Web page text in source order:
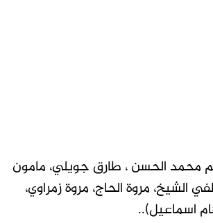
محمد الحسن ، طارق جويلي، مامون
الشيخ، مروة الحاج، مروة زمراوي،
اسماعيل)..